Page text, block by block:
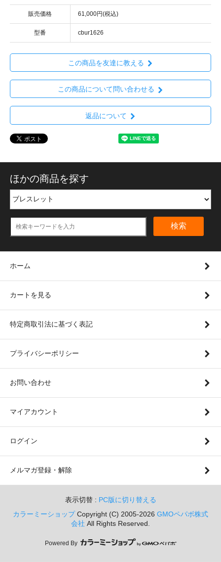
販売価格 61,000円(税込)
型番 cbur1626
この商品を友達に教える
この商品について問い合わせる
返品について
ほかの商品を探す
検索
ホーム
カートを見る
特定商取引法に基づく表記
プライバシーポリシー
お問い合わせ
マイアカウント
ログイン
メルマガ登録・解除
表示切替 : PC版に切り替える
カラーミーショップCopyright (C) 2005-2026 GMOペパボ株式
会社 All Rights Reserved.
Powered By